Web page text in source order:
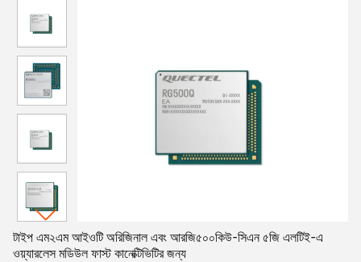
টাইপ এম২এম আইওটি অরিজিনাল এবং আরজি৫০০কিউ-সিএন ৫জি এলটিই-এ
ওয়্যারলেস মডিউল ফাস্ট কানেক্টিভিটির জন্য